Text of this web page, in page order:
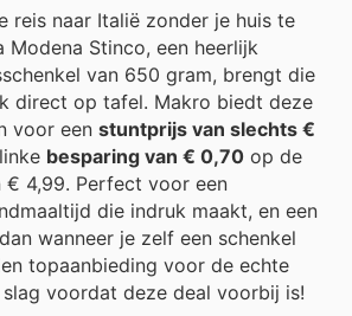
reis naar Italië zonder je huis te
Modena Stinco, een heerlijk
van 650 gram, brengt die
direct op tafel. Makro biedt deze
voor een stuntprijs van slechts €
besparing van € 0,70 op de
€ 4,99. Perfect voor een
die indruk maakt, en een
wanneer je zelf een schenkel
topaanbieding voor de echte
voordat deze deal voorbij is!